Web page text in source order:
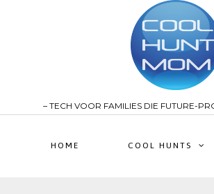
– TECH VOOR FAMILIES DIE FUTURE-
HOME COOL HUNTS